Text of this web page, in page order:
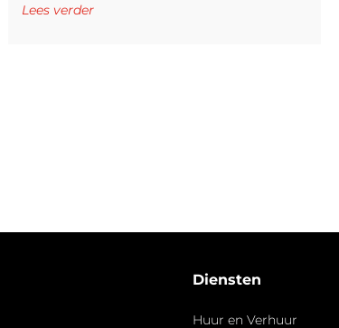
Lees verder
Diensten
Huur en Verhuur